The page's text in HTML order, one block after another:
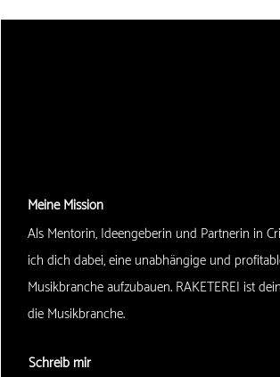
Meine Mission
Als Mentorin, Ideengeberin und Partnerin in
ich dich dabei, eine unabhängige und
Musikbranche aufzubauen. RAKETEREI ist
die Musikbranche.
Schreib mir